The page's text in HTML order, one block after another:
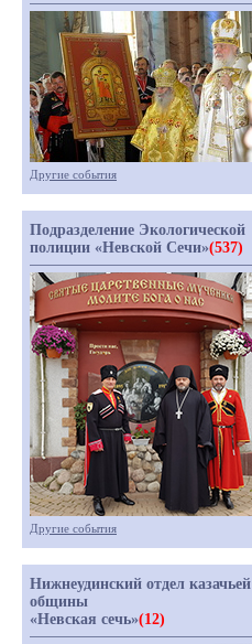
Другие события
Подразделение Экологической
полиции «Невской Сечи»(537)
Другие события
Нижнеудинский отдел казачьей
общины
«Невская сечь»(12)